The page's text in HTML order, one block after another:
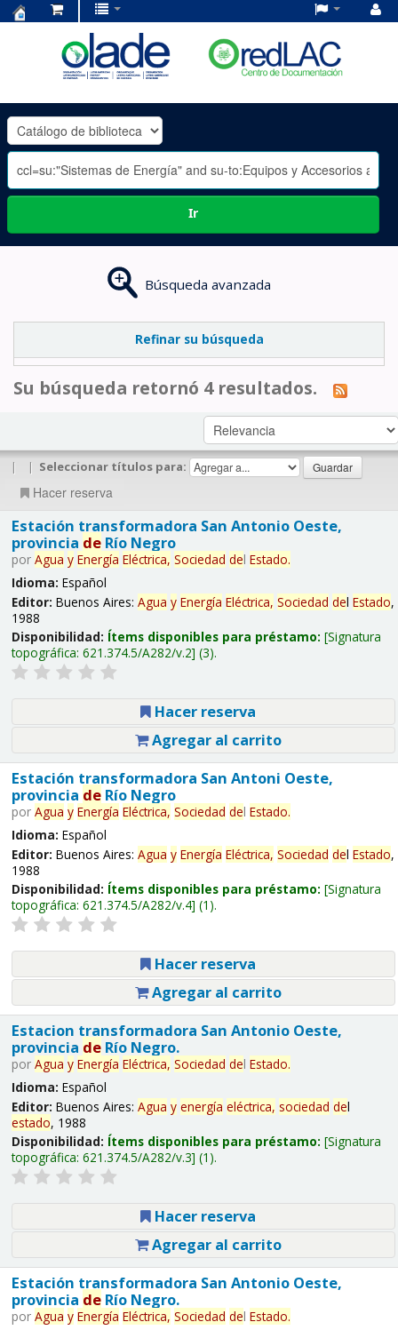
OLADE
-
Ir
Búsqueda avanzada
Refinar su búsqueda
Su búsqueda retornó 4 resultados.
| | Seleccionar títulos para:
Hacer reserva
Estación transformadora San Antonio Oeste,
provincia deRío Negro
por Agua y Energía Eléctrica, Sociedad del Estado.
Idioma: Español
Editor: Buenos Aires: Agua y Energía Eléctrica, Sociedad del Estado,
1988
Disponibilidad: Ítems disponibles para préstamo: Signatura
topográfica: 621.374.5/A282/v.2 (3).
Hacer reserva
Agregar al carrito
Estación transformadora San Antoni Oeste,
provincia deRío Negro
por Agua y Energía Eléctrica, Sociedad del Estado.
Idioma: Español
Editor: Buenos Aires: Agua y Energía Eléctrica, Sociedad del Estado,
1988
Disponibilidad: Ítems disponibles para préstamo: Signatura
topográfica: 621.374.5/A282/v.4 (1).
Hacer reserva
Agregar al carrito
Estacion transformadora San Antonio Oeste,
provincia deRío Negro.
por Agua y Energía Eléctrica, Sociedad del Estado.
Idioma: Español
Editor: Buenos Aires: Agua y energía eléctrica, sociedad del
estado, 1988
Disponibilidad: Ítems disponibles para préstamo: Signatura
topográfica: 621.374.5/A282/v.3 (1).
Hacer reserva
Agregar al carrito
Estación transformadora San Antonio Oeste,
provincia deRío Negro.
por Agua y Energía Eléctrica, Sociedad del Estado.